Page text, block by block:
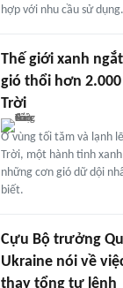
hợp với nhu cầu sử dụng.
Thế giới xanh
gió thổi hơn
Trời
Ở vùng tối tăm và lạnh
Trời, một hành tinh
những cơn gió dữ dội
biết.
Cựu Bộ trưởng
Ukraine nói về
thay tổng tư lệnh